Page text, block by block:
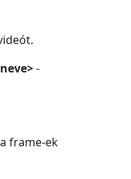
-
frame-ek